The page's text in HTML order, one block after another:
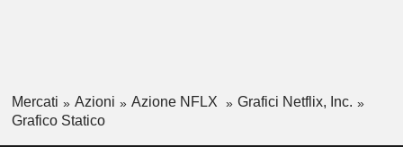
Mercati Azioni Azione NFLX
Grafici Netflix, Inc.
Grafico Statico